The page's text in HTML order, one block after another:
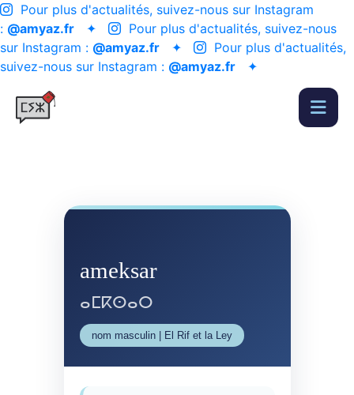
Pour plus d'actualités, suivez-nous sur Instagram
: @amyaz.fr ✦
Pour plus d'actualités, suivez-nous
sur Instagram : @amyaz.fr ✦
Pour plus d'actualités,
suivez-nous sur Instagram : @amyaz.fr ✦
ameksar
ⴰⵎⴽⵙⴰⵔ
nom masculin | El Rif et la Ley